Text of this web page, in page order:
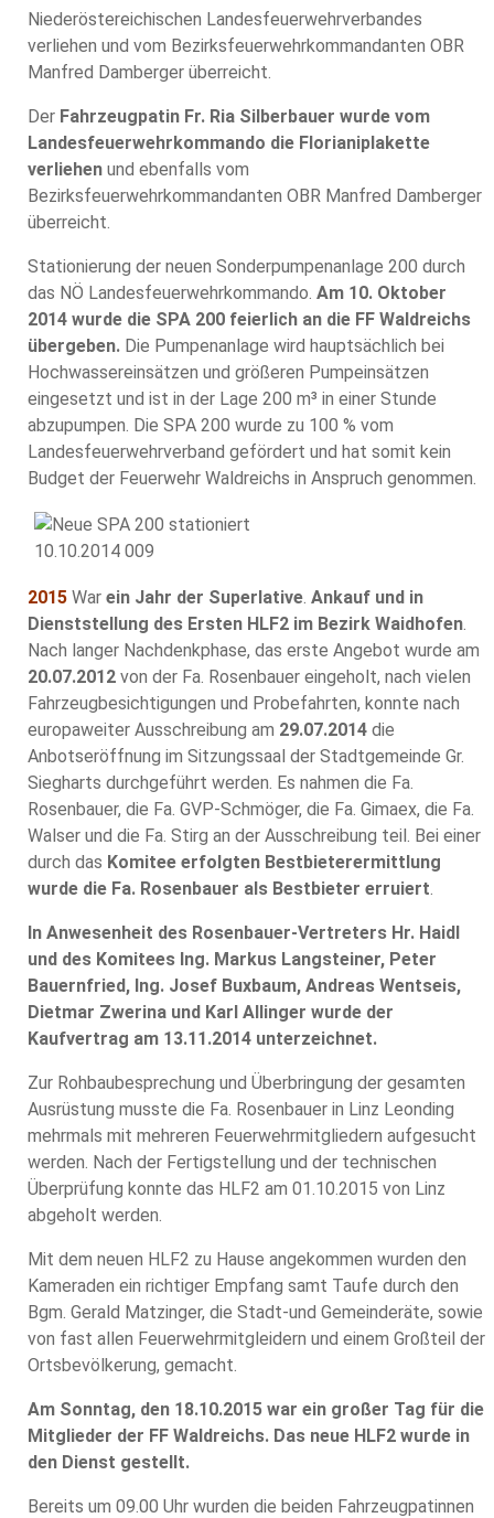
Niederöstereichischen Landesfeuerwehrverbandes
verliehen und vom Bezirksfeuerwehrkommandanten OBR
Manfred Damberger überreicht.
Der Fahrzeugpatin Fr. Ria Silberbauer wurde vom
Landesfeuerwehrkommando die Florianiplakette
verliehen und ebenfalls vom
Bezirksfeuerwehrkommandanten OBR Manfred Damberger
überreicht.
Stationierung der neuen Sonderpumpenanlage 200 durch
das NÖ Landesfeuerwehrkommando. Am 10. Oktober
2014 wurde die SPA 200 feierlich an die FF Waldreichs
übergeben. Die Pumpenanlage wird hauptsächlich bei
Hochwassereinsätzen und größeren Pumpeinsätzen
eingesetzt und ist in der Lage 200 m³ in einer Stunde
abzupumpen. Die SPA 200 wurde zu 100 % vom
Landesfeuerwehrverband gefördert und hat somit kein
Budget der Feuerwehr Waldreichs in Anspruch genommen.
2015 War ein Jahr der Superlative Ankauf und in
Dienststellung des Ersten HLF2 im Bezirk Waidhofen
Nach langer Nachdenkphase, das erste Angebot wurde am
20.07.2012 von der Fa. Rosenbauer eingeholt, nach vielen
Fahrzeugbesichtigungen und Probefahrten, konnte nach
europaweiter Ausschreibung am 29.07.2014 die
Anbotseröffnung im Sitzungssaal der Stadtgemeinde Gr.
Siegharts durchgeführt werden. Es nahmen die Fa.
Rosenbauer, die Fa. GVP-Schmöger, die Fa. Gimaex, die Fa.
Walser und die Fa. Stirg an der Ausschreibung teil. Bei einer
durch das Komitee erfolgten Bestbieterermittlung
wurde die Fa. Rosenbauer als Bestbieter erruiert
In Anwesenheit des Rosenbauer-Vertreters Hr. Haidl
und des Komitees Ing. Markus Langsteiner, Peter
Bauernfried, Ing. Josef Buxbaum, Andreas Wentseis,
Dietmar Zwerina und Karl Allinger wurde der
Kaufvertrag am 13.11.2014 unterzeichnet.
Zur Rohbaubesprechung und Überbringung der gesamten
Ausrüstung musste die Fa. Rosenbauer in Linz Leonding
mehrmals mit mehreren Feuerwehrmitgliedern aufgesucht
werden. Nach der Fertigstellung und der technischen
Überprüfung konnte das HLF2 am 01.10.2015 von Linz
abgeholt werden.
Mit dem neuen HLF2 zu Hause angekommen wurden den
Kameraden ein richtiger Empfang samt Taufe durch den
Bgm. Gerald Matzinger, die Stadt-und Gemeinderäte, sowie
von fast allen Feuerwehrmitgleidern und einem Großteil der
Ortsbevölkerung, gemacht.
Am Sonntag, den 18.10.2015 war ein großer Tag für die
Mitglieder der FF Waldreichs. Das neue HLF2 wurde in
den Dienst gestellt.
Bereits um 09.00 Uhr wurden die beiden Fahrzeugpatinnen